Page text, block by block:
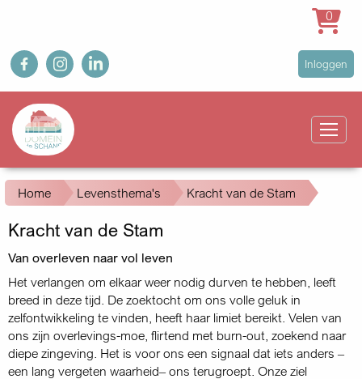
Overslaan
en
naar
inhoud
gaan
fb ig in
User
account
Inloggen
Main
navigation
0
Kruimelpad
Home Levensthema's Kracht van de Stam
Kracht van de Stam
Van overleven naar vol leven
Het verlangen om elkaar weer nodig durven te hebben, leeft
breed in deze tijd. De zoektocht om ons volle geluk in
zelfontwikkeling te vinden, heeft haar limiet bereikt. Velen van
ons zijn overlevings-moe, flirtend met burn-out, zoekend naar
diepe zingeving. Het is voor ons een signaal dat iets anders –
een lang vergeten waarheid– ons terugroept. Onze ziel